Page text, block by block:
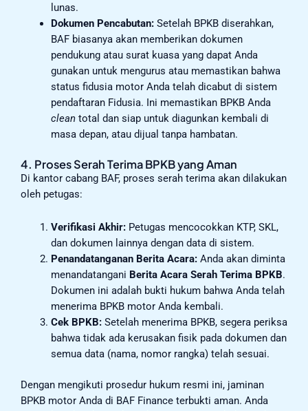
lunas.
Dokumen Pencabutan:Setelah BPKB diserahkan,
BAF biasanya akan memberikan dokumen
pendukung atau surat kuasa yang dapat Anda
gunakan untuk mengurus atau memastikan bahwa
status fidusia motor Anda telah dicabut di sistem
pendaftaran Fidusia. Ini memastikan BPKB Anda
cleantotal dan siap untuk diagunkan kembali di
masa depan, atau dijual tanpa hambatan.
4. Proses Serah Terima BPKB yang Aman
Di kantor cabang BAF, proses serah terima akan dilakukan
oleh petugas:
Verifikasi Akhir:Petugas mencocokkan KTP, SKL,
dan dokumen lainnya dengan data di sistem.
Penandatanganan Berita Acara:Anda akan diminta
menandatangani Berita Acara Serah Terima BPKB.
Dokumen ini adalah bukti hukum bahwa Anda telah
menerima BPKB motor Anda kembali.
Cek BPKB:Setelah menerima BPKB, segera periksa
bahwa tidak ada kerusakan fisik pada dokumen dan
semua data (nama, nomor rangka) telah sesuai.
Dengan mengikuti prosedur hukum resmi ini, jaminan
BPKB motor Anda di BAF Finance terbukti aman. Anda